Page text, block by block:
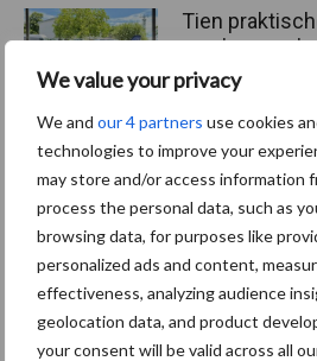
We value your privacy
We and our 4 partners use cookies
technologies to improve your
may store and/or access information
process the personal data, such as
browsing data, for purposes like
personalized ads and content,
effectiveness, analyzing audience
geolocation data, and product
your consent will be valid across all
Tien
een langere
“Vraag naar
Polen groter